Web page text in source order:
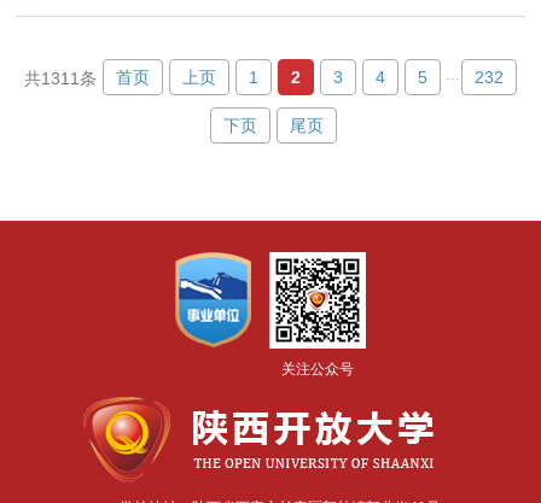
共1311条 首页 上页 1 2 3 4 5 232
下页 尾页
关注公众号